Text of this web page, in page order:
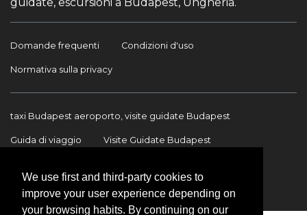
We use first and third-party cookies to
improve your user experience depending on
your browsing habits. By continuing on our
guidate, escursioni a Budapest, Ungheria.
Domande frequenti Condizioni d'uso
Normativa sulla privacy
taxi Budapest aeroporto, visite guidate Budapest
Guida di viaggio Visite Guidate Budapest
Contatto